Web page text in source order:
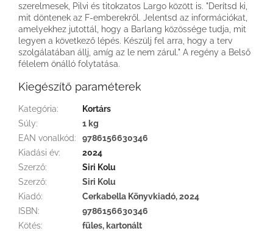
szerelmesek, Pilvi és titokzatos Largo között is. "Derítsd ki,
mit döntenek az F-emberekről. Jelentsd az információkat,
amelyekhez jutottál, hogy a Barlang közössége tudja, mit
legyen a következő lépés. Készülj fel arra, hogy a terv
szolgálatában állj, amíg az le nem zárul." A regény a Belső
félelem önálló folytatása.
Kiegészítő paraméterek
Kategória:
Kortárs
Súly:
1 kg
EAN vonalkód:
9786156630346
Kiadási év:
2024
Szerző:
Siri Kolu
Szerző:
Siri Kolu
Kiadó:
Cerkabella Könyvkiadó, 2024
ISBN:
9786156630346
Kötés:
füles, kartonált